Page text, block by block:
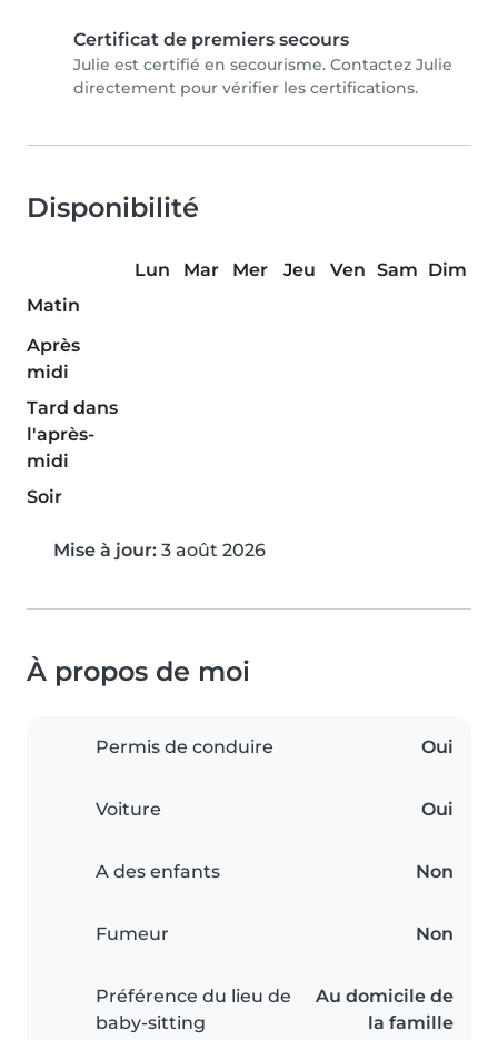
Certificat de premiers secours
Julie est certifié en secourisme. Contactez Julie
directement pour vérifier les certifications.
Disponibilité
Lun Mar Mer Jeu Ven Sam Dim
Matin
Après
midi
Tard dans
l'après-
midi
Soir
Mise à jour: 3 août 2026
À propos de moi
Permis de conduire Oui
Voiture Oui
A des enfants Non
Fumeur Non
Préférence du lieu de
baby-sitting
Au domicile de
la famille